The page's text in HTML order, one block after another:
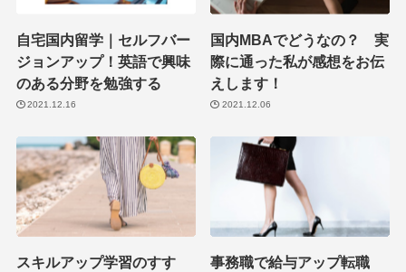
自宅国内留学｜セルフバー
ジョンアップ！英語で興味
のある分野を勉強する
2021.12.16
国内MBAでどうなの？ 実
際に通った私が感想をお伝
えします！
2021.12.06
スキルアップ学習のすす
事務職で給与アップ転職